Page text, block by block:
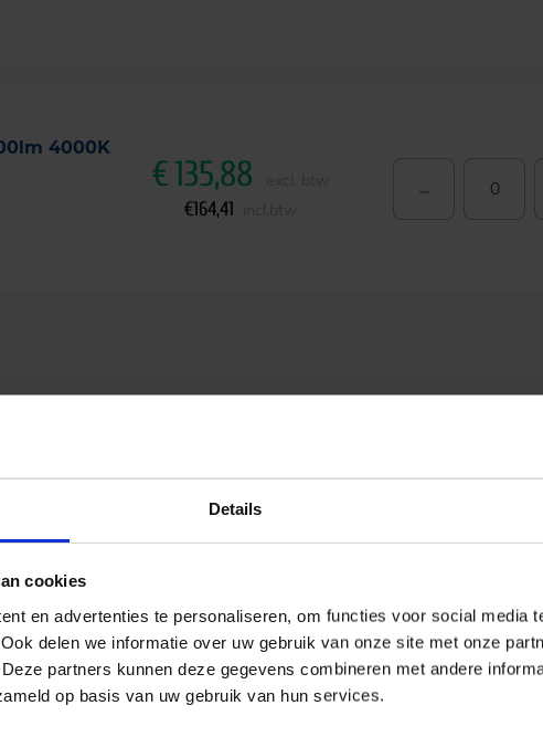
Details
cookies
en advertenties te personaliseren, om functies voor social media
delen we informatie over uw gebruik van onze site met onze
partners kunnen deze gegevens combineren met andere
op basis van uw gebruik van hun services.
4000K
€135,88
€164,41
Indirect LED inbouwpanelen. Deze armaturen
lichtbeeld te creëren, ideaal voor ruimtes waar
achter reflector met witte anti-verblindende
directe reflecties en verblinding worden
kantoren en andere werkplekken waar
hinderlijke reflecties op beeldschermen,
Met een UGR-waarde van 19 ben je verzekerd